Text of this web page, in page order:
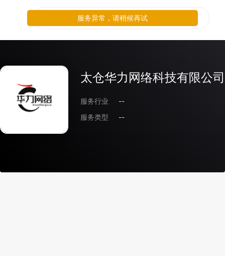
太仓华力网络科技有限公司
服务行业
--
服务类型
--
服务异常，请稍候再试